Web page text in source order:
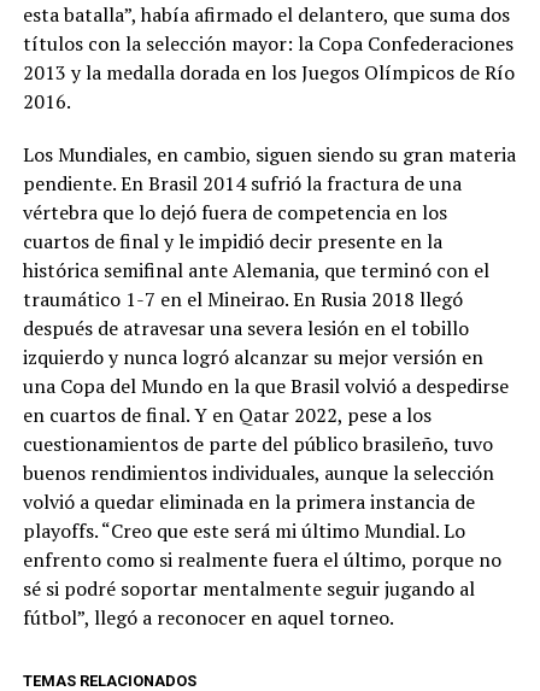
esta batalla”, había afirmado el delantero, que suma dos
títulos con la selección mayor: la Copa Confederaciones
2013 y la medalla dorada en los Juegos Olímpicos de Río
2016.
Los Mundiales, en cambio, siguen siendo su gran materia
pendiente. En Brasil 2014 sufrió la fractura de una
vértebra que lo dejó fuera de competencia en los
cuartos de final y le impidió decir presente en la
histórica semifinal ante Alemania, que terminó con el
traumático 1-7 en el Mineirao. En Rusia 2018 llegó
después de atravesar una severa lesión en el tobillo
izquierdo y nunca logró alcanzar su mejor versión en
una Copa del Mundo en la que Brasil volvió a despedirse
en cuartos de final. Y en Qatar 2022, pese a los
cuestionamientos de parte del público brasileño, tuvo
buenos rendimientos individuales, aunque la selección
volvió a quedar eliminada en la primera instancia de
playoffs. “Creo que este será mi último Mundial. Lo
enfrento como si realmente fuera el último, porque no
sé si podré soportar mentalmente seguir jugando al
fútbol”, llegó a reconocer en aquel torneo.
TEMAS RELACIONADOS